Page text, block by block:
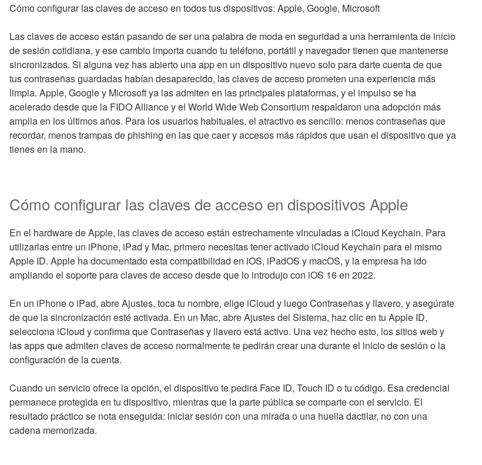
Cómo configurar las claves de acceso en todos tus dispositivos: Apple, Google, Microsoft
Las claves de acceso están pasando de ser una palabra de moda en seguridad a una herramienta de inicio
de sesión cotidiana, y ese cambio importa cuando tu teléfono, portátil y navegador tienen que mantenerse
sincronizados. Si alguna vez has abierto una app en un dispositivo nuevo solo para darte cuenta de que
tus contraseñas guardadas habían desaparecido, las claves de acceso prometen una experiencia más
limpia. Apple, Google y Microsoft ya las admiten en las principales plataformas, y el impulso se ha
acelerado desde que la FIDO Alliance y el World Wide Web Consortium respaldaron una adopción más
amplia en los últimos años. Para los usuarios habituales, el atractivo es sencillo: menos contraseñas que
recordar, menos trampas de phishing en las que caer y accesos más rápidos que usan el dispositivo que ya
tienes en la mano.
Cómo configurar las claves de acceso en dispositivos Apple
En el hardware de Apple, las claves de acceso están estrechamente vinculadas a iCloud Keychain. Para
utilizarlas entre un iPhone, iPad y Mac, primero necesitas tener activado iCloud Keychain para el mismo
Apple ID. Apple ha documentado esta compatibilidad en iOS, iPadOS y macOS, y la empresa ha ido
ampliando el soporte para claves de acceso desde que lo introdujo con iOS 16 en 2022.
En un iPhone o iPad, abre Ajustes, toca tu nombre, elige iCloud y luego Contraseñas y llavero, y asegúrate
de que la sincronización esté activada. En un Mac, abre Ajustes del Sistema, haz clic en tu Apple ID,
selecciona iCloud y confirma que Contraseñas y llavero está activo. Una vez hecho esto, los sitios web y
las apps que admiten claves de acceso normalmente te pedirán crear una durante el inicio de sesión o la
configuración de la cuenta.
Cuando un servicio ofrece la opción, el dispositivo te pedirá Face ID, Touch ID o tu código. Esa credencial
permanece protegida en tu dispositivo, mientras que la parte pública se comparte con el servicio. El
resultado práctico se nota enseguida: iniciar sesión con una mirada o una huella dactilar, no con una
cadena memorizada.